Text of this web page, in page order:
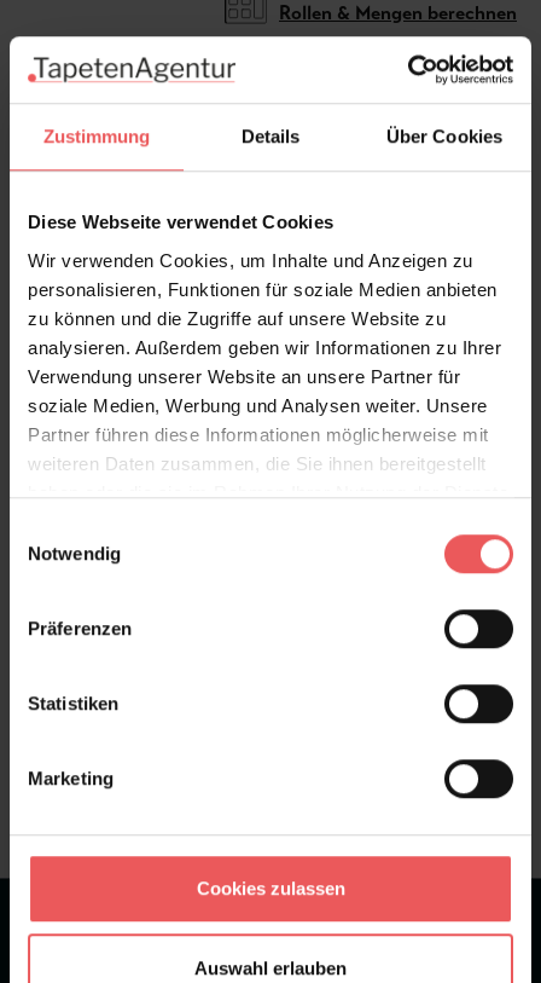
Zustimmung Details Über Cookies
Diese Webseite verwendet Cookies
Wir verwenden Cookies, um Inhalte und Anzeigen zu
personalisieren, Funktionen für soziale Medien anbieten
zu können und die Zugriffe auf unsere Website zu
analysieren. Außerdem geben wir Informationen zu Ihrer
Verwendung unserer Website an unsere Partner für
soziale Medien, Werbung und Analysen weiter. Unsere
Partner führen diese Informationen möglicherweise mit
weiteren Daten zusammen, die Sie ihnen bereitgestellt
haben oder die sie im Rahmen Ihrer Nutzung der Dienste
Notwendig
Präferenzen
Statistiken
Marketing
Cookies zulassen
Auswahl erlauben
Rollen & Mengen berechnen
Kinder, präsentiert sich die ausdrucksstarke und
farbenfrohe Kollektion „BETTI“. Wir laden Sie ein sich
Neue.
Produktdetails
Versand & Zahlung
★★★★★Bei 1245 Bewertungen